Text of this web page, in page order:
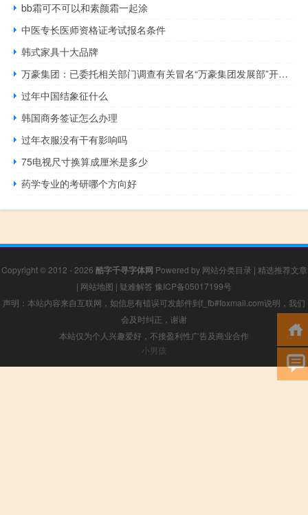
bb霜可不可以和素颜霜一起涂
中医专长医师资格证考试报名条件
韩式家具十大品牌
万豪集团：已委托相关部门调查有关冒名“万豪集团发展部”开发人员事件
过年中国结象征什么
韩国商务签证怎么办理
过年衣服没有干有影响吗
75电视尺寸换算成厘米是多少
药学专业的考研哪个方向好
Copyright © 2012 - 2026 酷字千寻字体网 Powered by 网站分类目录 | 精选推荐文章
| 网站地图 | 疑难解答 豫ICP备05017199号
声明：本站内容来自互联网，如信息有错误可发邮件到f_fb#foxmail.com说明，我们
会及时纠正，谢谢
本站仅为个人兴趣爱好，不接盈利性广告及商业合作
小男孩